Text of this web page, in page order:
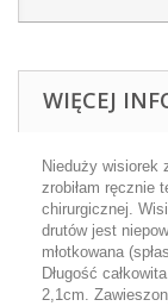
WIĘCEJ
Nieduży wisiorek
zrobiłam ręcznie
chirurgicznej.
drutów jest
młotkowana
Długość
2,1cm.